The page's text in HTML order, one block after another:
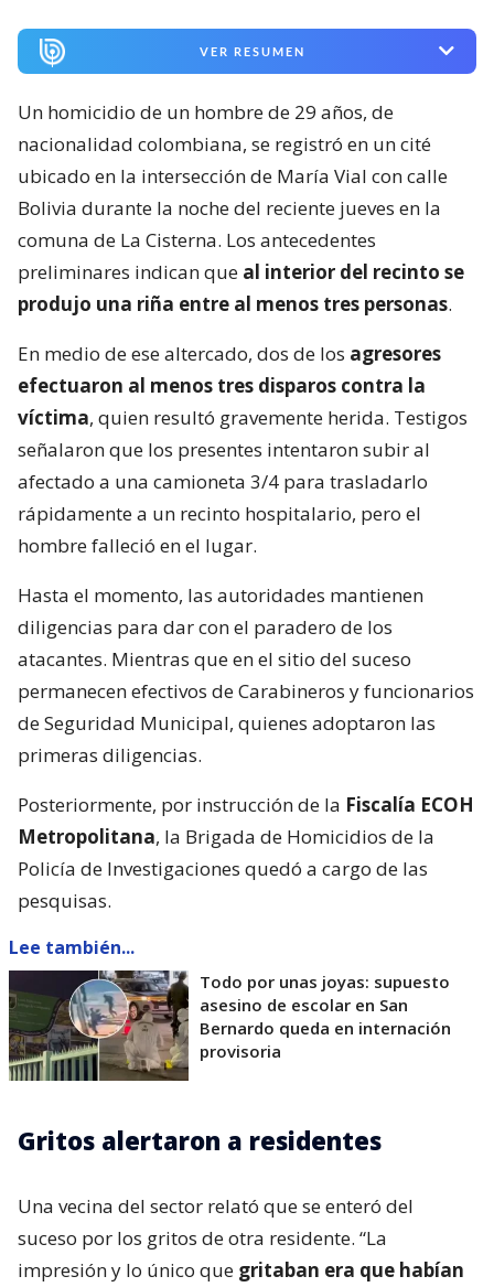
VER RESUMEN
Un homicidio de un hombre de 29 años, de
nacionalidad colombiana, se registró en un cité
ubicado en la intersección de María Vial con calle
Bolivia durante la noche del reciente jueves en la
comuna de La Cisterna. Los antecedentes
preliminares indican que al interior del recinto se
produjo una riña entre al menos tres personas.
En medio de ese altercado, dos de los agresores
efectuaron al menos tres disparos contra la
víctima, quien resultó gravemente herida. Testigos
señalaron que los presentes intentaron subir al
afectado a una camioneta 3/4 para trasladarlo
rápidamente a un recinto hospitalario, pero el
hombre falleció en el lugar.
Hasta el momento, las autoridades mantienen
diligencias para dar con el paradero de los
atacantes. Mientras que en el sitio del suceso
permanecen efectivos de Carabineros y funcionarios
de Seguridad Municipal, quienes adoptaron las
primeras diligencias.
Posteriormente, por instrucción de la Fiscalía ECOH
Metropolitana, la Brigada de Homicidios de la
Policía de Investigaciones quedó a cargo de las
pesquisas.
Lee también...
Todo por unas joyas: supuesto
asesino de escolar en San
Bernardo queda en internación
provisoria
Gritos alertaron a residentes
Una vecina del sector relató que se enteró del
suceso por los gritos de otra residente. “La
impresión y lo único que gritaban era que habían